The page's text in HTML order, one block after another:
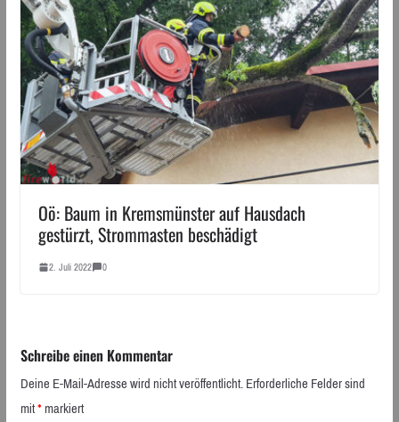
Oö: Baum in Kremsmünster auf Hausdach
gestürzt, Strommasten beschädigt
2. Juli 2022 0
Schreibe einen Kommentar
Deine E-Mail-Adresse wird nicht veröffentlicht.Erforderliche Felder sind
mit*markiert